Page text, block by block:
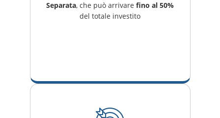
Separata, che può arrivare fino al 50%
del totale investito